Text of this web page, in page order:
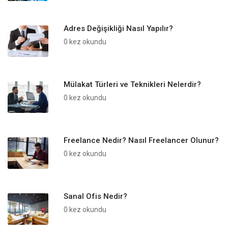
Adres Değişikliği Nasıl Yapılır?
0 kez okundu
Mülakat Türleri ve Teknikleri Nelerdir?
0 kez okundu
Freelance Nedir? Nasıl Freelancer Olunur?
0 kez okundu
Sanal Ofis Nedir?
0 kez okundu